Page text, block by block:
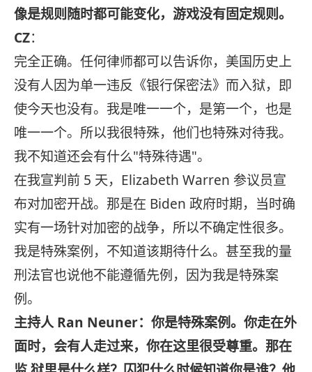
像是规则随时都可能变化，游戏没有固定规则。
CZ：
完全正确。任何律师都可以告诉你，美国历史上
没有人因为单一违反《银行保密法》而入狱，即
使今天也没有。我是唯一一个，是第一个，也是
唯一一个。所以我很特殊，他们也特殊对待我。
我不知道还会有什么"特殊待遇"。
在我宣判前 5 天，Elizabeth Warren 参议员宣
布对加密开战。那是在 Biden 政府时期，当时确
实有一场针对加密的战争，所以不确定性很多。
我是特殊案例，不知道该期待什么。甚至我的量
刑法官也说他不能遵循先例，因为我是特殊案
例。
主持人 Ran Neuner：你是特殊案例。你走在外
面时，会有人走过来，你在这里很受尊重。那在